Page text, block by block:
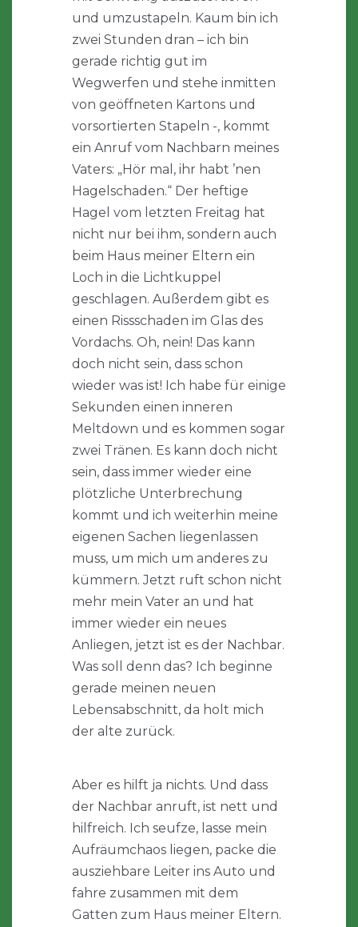
und umzustapeln. Kaum bin ich
zwei Stunden dran – ich bin
gerade richtig gut im
Wegwerfen und stehe inmitten
von geöffneten Kartons und
vorsortierten Stapeln -, kommt
ein Anruf vom Nachbarn meines
Vaters: „Hör mal, ihr habt ’nen
Hagelschaden.“ Der heftige
Hagel vom letzten Freitag hat
nicht nur bei ihm, sondern auch
beim Haus meiner Eltern ein
Loch in die Lichtkuppel
geschlagen. Außerdem gibt es
einen Rissschaden im Glas des
Vordachs. Oh, nein! Das kann
doch nicht sein, dass schon
wieder was ist! Ich habe für einige
Sekunden einen inneren
Meltdown und es kommen sogar
zwei Tränen. Es kann doch nicht
sein, dass immer wieder eine
plötzliche Unterbrechung
kommt und ich weiterhin meine
eigenen Sachen liegenlassen
muss, um mich um anderes zu
kümmern. Jetzt ruft schon nicht
mehr mein Vater an und hat
immer wieder ein neues
Anliegen, jetzt ist es der Nachbar.
Was soll denn das? Ich beginne
gerade meinen neuen
Lebensabschnitt, da holt mich
der alte zurück.
Aber es hilft ja nichts. Und dass
der Nachbar anruft, ist nett und
hilfreich. Ich seufze, lasse mein
Aufräumchaos liegen, packe die
ausziehbare Leiter ins Auto und
fahre zusammen mit dem
Gatten zum Haus meiner Eltern.